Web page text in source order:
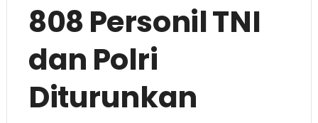
808 Personil TNI
dan Polri
Diturunkan